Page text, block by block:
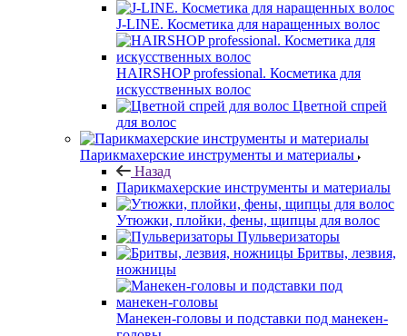
J-LINE. Косметика для наращенных волос
HAIRSHOP professional. Косметика для
искусственных волос
Цветной спрей
для волос
Парикмахерские инструменты и материалы
Назад
Парикмахерские инструменты и материалы
Утюжки, плойки, фены, щипцы для волос
Пульверизаторы
Бритвы, лезвия,
ножницы
Манекен-головы и подставки под манекен-